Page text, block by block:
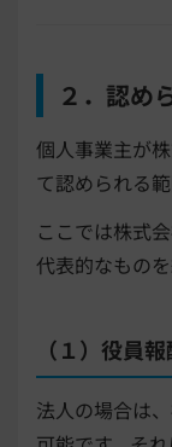
２．認め
個人事業主が
て認められる
ここでは株式
代表的なものを
（１）役員
法人の場合は